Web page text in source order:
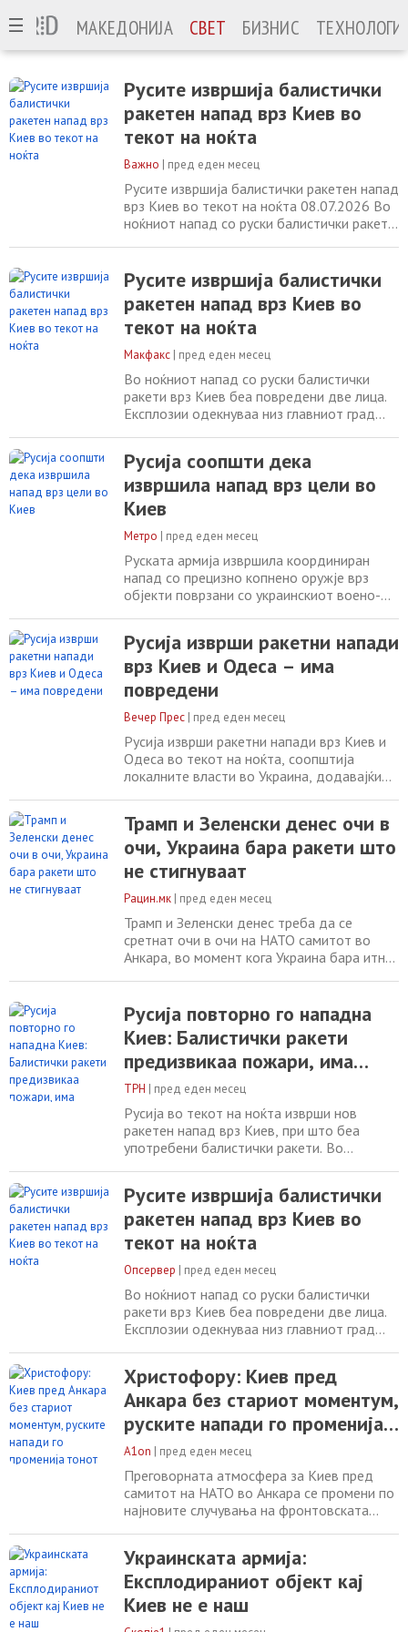
МАКЕДОНИЈА СВЕТ БИЗНИС
Русите извршија балистички
ракетен напад врз Киев во
текот на ноќта
Важно | пред еден месец
Русите извршија балистички ракетен напад
врз Киев во текот на ноќта 08.07.2026 Во
ноќниот напад со руски балистички ракети
кратко пред тревогата за воздушниот
напад, а украинските воздухопловни сили
предупредија за закана од балистички
ракети. Локалните власти ги повикаа
Русите извршија балистички
ракетен напад врз Киев во
текот на ноќта
Макфакс | пред еден месец
Во ноќниот напад со руски балистички
ракети врз Киев беа повредени две лица.
Експлозии одекнуваа низ главниот град
предупредија за закана од балистички
ракети. Локалните власти ги повикаа
жителите да останат во засолништа,
објавува „ Киев Индепендент “.
Градоначалникот на Киев,
Русија соопшти дека
извршила напад врз цели во
Киев
Метро | пред еден месец
Руската армија извршила координиран
напад со прецизно копнено оружје врз
објекти поврзани со украинскиот воено-
исто време, градоначалникот на Киев,
Виталиј Кличко, информираше преку
социјалните мрежи дека неколку лица биле
повредени во руските воздушни напади
врз украинската
Русија изврши ракетни напади
врз Киев и Одеса – има
повредени
Вечер Прес | пред еден месец
Русија изврши ракетни напади врз Киев и
Одеса во текот на ноќта, соопштија
локалните власти во Украина, додавајќи
изјави на социјалните мрежи дека
нападите предизвикале пожари во две
населби во градот и дека две лица се
повредени. „Непријателот го напаѓа Киев
со балистички ракети
Трамп и Зеленски денес очи в
очи, Украина бара ракети што
не стигнуваат
Рацин.мк | пред еден месец
Трамп и Зеленски денес треба да се
сретнат очи в очи на НАТО самитот во
Анкара, во момент кога Украина бара итна
за попладне, а за Киев таа може да биде
една од најважните дипломатски точки на
самитот. Зеленски на НАТО самитот веќе
обезбедил нови одбранбени договори и
Русија повторно го нападна
Киев: Балистички ракети
предизвикаа пожари, има
повредени
ТРН | пред еден месец
Русија во текот на ноќта изврши нов
ракетен напад врз Киев, при што беа
употребени балистички ракети. Во
Експлозиите одекнале во украинскиот
главен град непосредно пред да биде
активирана тревогата за воздушен напад.
Украинските воздухопловни сили
предупредија на опасност
Русите извршија балистички
ракетен напад врз Киев во
текот на ноќта
Опсервер | пред еден месец
Во ноќниот напад со руски балистички
ракети врз Киев беа повредени две лица.
Експлозии одекнуваа низ главниот град
предупредија за закана од балистички
ракети. Локалните власти ги повикаа
жителите да останат во засолништа,
објавува „ Киев Индепендент “.
Градоначалникот на Киев,
Христофору: Киев пред
Анкара без стариот моментум,
руските напади го променија
тонот на разговорот
A1on | пред еден месец
Преговорната атмосфера за Киев пред
самитот на НАТО во Анкара се промени по
најновите случувања на фронтовската
Алекс Христофору. Тој во емисија на
својот Јутјуб канал изјави дека Украина
доаѓа на самитот во време кога, според
него, ја губи иницијативата за која
Украинската армија:
Експлодираниот објект кај
Киев не е наш